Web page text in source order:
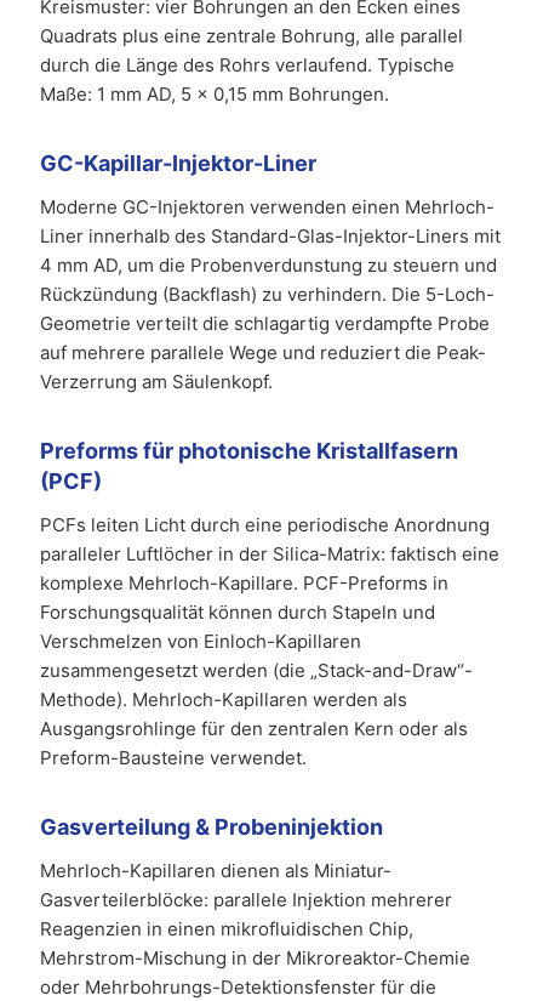
Kreismuster: vier Bohrungen an den Ecken eines
Quadrats plus eine zentrale Bohrung, alle parallel
durch die Länge des Rohrs verlaufend. Typische
Maße: 1 mm AD, 5 × 0,15 mm Bohrungen.
GC-Kapillar-Injektor-Liner
Moderne GC-Injektoren verwenden einen Mehrloch-
Liner innerhalb des Standard-Glas-Injektor-Liners mit
4 mm AD, um die Probenverdunstung zu steuern und
Rückzündung (Backflash) zu verhindern. Die 5-Loch-
Geometrie verteilt die schlagartig verdampfte Probe
auf mehrere parallele Wege und reduziert die Peak-
Verzerrung am Säulenkopf.
Preforms für photonische Kristallfasern
(PCF)
PCFs leiten Licht durch eine periodische Anordnung
paralleler Luftlöcher in der Silica-Matrix: faktisch eine
komplexe Mehrloch-Kapillare. PCF-Preforms in
Forschungsqualität können durch Stapeln und
Verschmelzen von Einloch-Kapillaren
zusammengesetzt werden (die „Stack-and-Draw“-
Methode). Mehrloch-Kapillaren werden als
Ausgangsrohlinge für den zentralen Kern oder als
Preform-Bausteine verwendet.
Gasverteilung & Probeninjektion
Mehrloch-Kapillaren dienen als Miniatur-
Gasverteilerblöcke: parallele Injektion mehrerer
Reagenzien in einen mikrofluidischen Chip,
Mehrstrom-Mischung in der Mikroreaktor-Chemie
oder Mehrbohrungs-Detektionsfenster für die